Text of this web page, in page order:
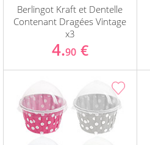
Berlingot Kraft et Dentelle
Contenant Dragées Vintage
x3
4.90 €